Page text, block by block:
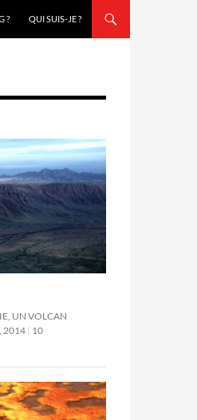
? QUI SUIS-JE ?
UN VOLCAN
2014
10